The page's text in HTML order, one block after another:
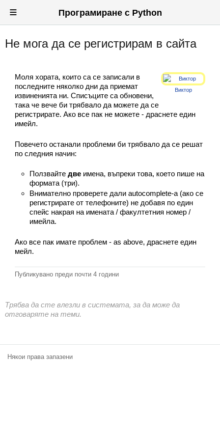
Вход
Новини
Материали
Задачи
Предизвикателства
Форуми
Потребители
Класация
Екип
≡ Програмиране с Python
Не мога да се регистрирам в сайта
Виктор
Моля хората, които са се записали в
последните няколко дни да приемат
извиненията ни. Списъците са обновени,
така че вече би трябвало да можете да се
регистрирате. Ако все пак не можете - драснете един
имейл.
Повечето останали проблеми би трябвало да се решат
по следния начин:
Ползвайте две имена, въпреки това, което пише на
формата (три).
Внимателно проверете дали autocomplete-а (ако се
регистрирате от телефоните) не добавя по един
спейс накрая на имената / факултетния номер /
имейла.
Ако все пак имате проблем - as above, драснете един
мейл.
Публикувано преди почти 4 години
Трябва да сте влезли в системата, за да може да
отговаряте на теми.
Някои права запазени